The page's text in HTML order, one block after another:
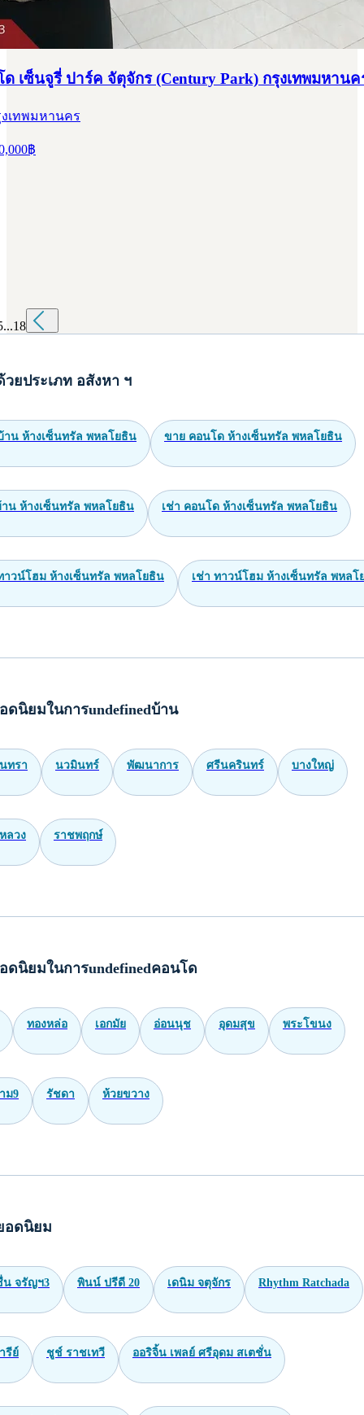
เซ็นจูรี่ ปาร์ค จัตุจักร (Century Park) กรุงเทพมหานค
เทพมหานคร
฿
...18
ยประเภท อสังหา ฯ
าน ห้างเซ็นทรัล พหลโยธิน ขาย คอนโด ห้างเซ็นทรัล พหลโยธิน
าน ห้างเซ็นทรัล พหลโยธิน เช่า คอนโด ห้างเซ็นทรัล พหลโยธิน
าวน์โฮม ห้างเซ็นทรัล พหลโยธิน เช่า ทาวน์โฮม ห้างเซ็นทรัล พหลโ
ดนิยมในการundefinedบ้าน
ทรา นวมินทร์ พัฒนาการ ศรีนครินทร์ บางใหญ่
ลวง ราชพฤกษ์
ดนิยมในการundefinedคอนโด
ทองหล่อ เอกมัย อ่อนนุช อุดมสุข พระโขนง
ม9 รัชดา ห้วยขวาง
อดนิยม
จรัญฯ3 พินน์ ปรีดี 20 เดนิม จตุจักร Rhythm Ratchada
รีย์ ชูช์ ราชเทวี ออริจิ้น เพลย์ ศรีอุดม สเตชั่น